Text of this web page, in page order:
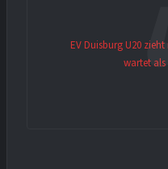
EV Duisburg U20
wartet als